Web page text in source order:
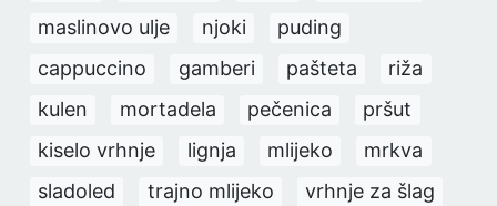
maslinovo ulje
njoki
puding
cappuccino
gamberi pašteta
riža
kulen
mortadela pečenica
pršut
kiselo vrhnje
lignja mlijeko
mrkva
sladoled
trajno mlijeko
vrhnje za šlag